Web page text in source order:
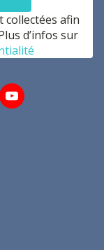
collectées afin
d’infos sur